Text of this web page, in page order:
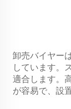
卸売バイヤー
しています。
適合します。
が容易で、設